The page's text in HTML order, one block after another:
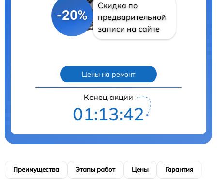
-20%
Скидка по
предварительной
записи на сайте
Цены на ремонт
Конец акции
01:13:41
Преимущества Этапы работ Цены Гарантия